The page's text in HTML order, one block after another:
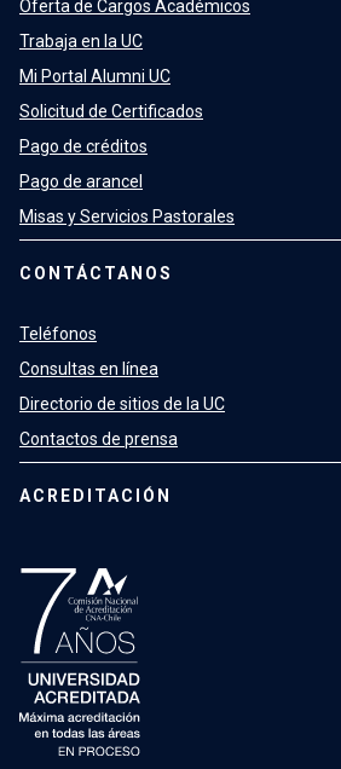
Oferta de Cargos Académicos
Trabaja en la UC
Mi Portal Alumni UC
Solicitud de Certificados
Pago de créditos
Pago de arancel
Misas y Servicios Pastorales
CONTÁCTANOS
Teléfonos
Consultas en línea
Directorio de sitios de la UC
Contactos de prensa
ACREDITACIÓN